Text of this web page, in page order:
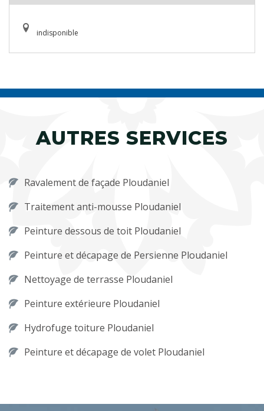
indisponible
AUTRES SERVICES
Ravalement de façade Ploudaniel
Traitement anti-mousse Ploudaniel
Peinture dessous de toit Ploudaniel
Peinture et décapage de Persienne Ploudaniel
Nettoyage de terrasse Ploudaniel
Peinture extérieure Ploudaniel
Hydrofuge toiture Ploudaniel
Peinture et décapage de volet Ploudaniel